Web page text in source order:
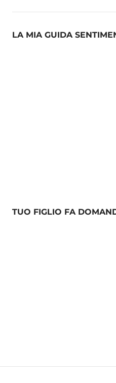
LA MIA GUIDA
TUO FIGLIO FA